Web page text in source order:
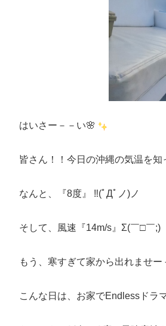
はいさー－－い🌸
皆さん！！今日の沖縄の気温を知
なんと、『8度』 ‼(ﾟДﾟノ)ノ
そして、風速『14m/s』Σ(￣□￣;)
もう、寒すぎて家から出れませー
こんな日は、お家でEndlessドラ